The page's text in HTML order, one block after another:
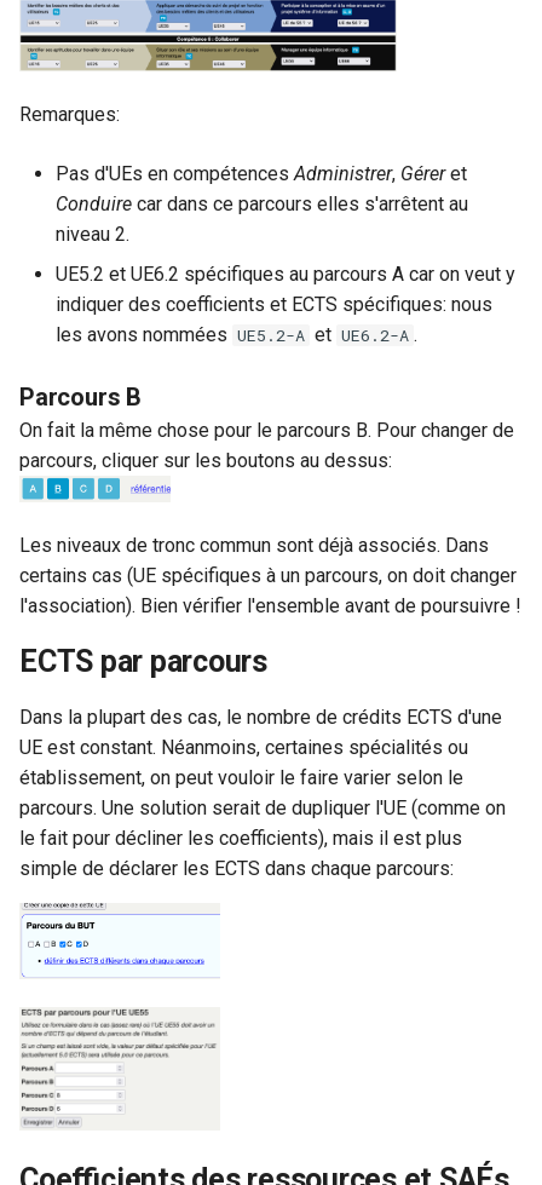
Remarques:
Pas d'UEs en compétencesAdministrer, Géreret
Conduire car dans ce parcours elles s'arrêtent au
niveau 2.
UE5.2 et UE6.2 spécifiques au parcours A car on veut y
indiquer des coefficients et ECTS spécifiques: nous
les avons nommées UE5.2-A et UE6.2-A .
Parcours B
On fait la même chose pour le parcours B. Pour changer de
parcours, cliquer sur les boutons au dessus:
Les niveaux de tronc commun sont déjà associés. Dans
certains cas (UE spécifiques à un parcours, on doit changer
l'association). Bien vérifier l'ensemble avant de poursuivre !
ECTS par parcours
Dans la plupart des cas, le nombre de crédits ECTS d'une
UE est constant. Néanmoins, certaines spécialités ou
établissement, on peut vouloir le faire varier selon le
parcours. Une solution serait de dupliquer l'UE (comme on
le fait pour décliner les coefficients), mais il est plus
simple de déclarer les ECTS dans chaque parcours: